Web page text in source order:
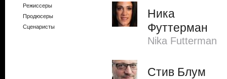
Режиссеры
Продюсеры
Сценаристы
Ника
Футтерман
Nika Futterman
Стив Блум